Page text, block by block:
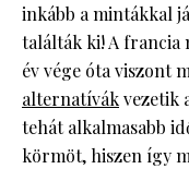
inkább a mintákkal
találták ki! A francia
év vége óta viszont
alternatívákvezetik
tehát alkalmasabb
körmöt, hiszen így